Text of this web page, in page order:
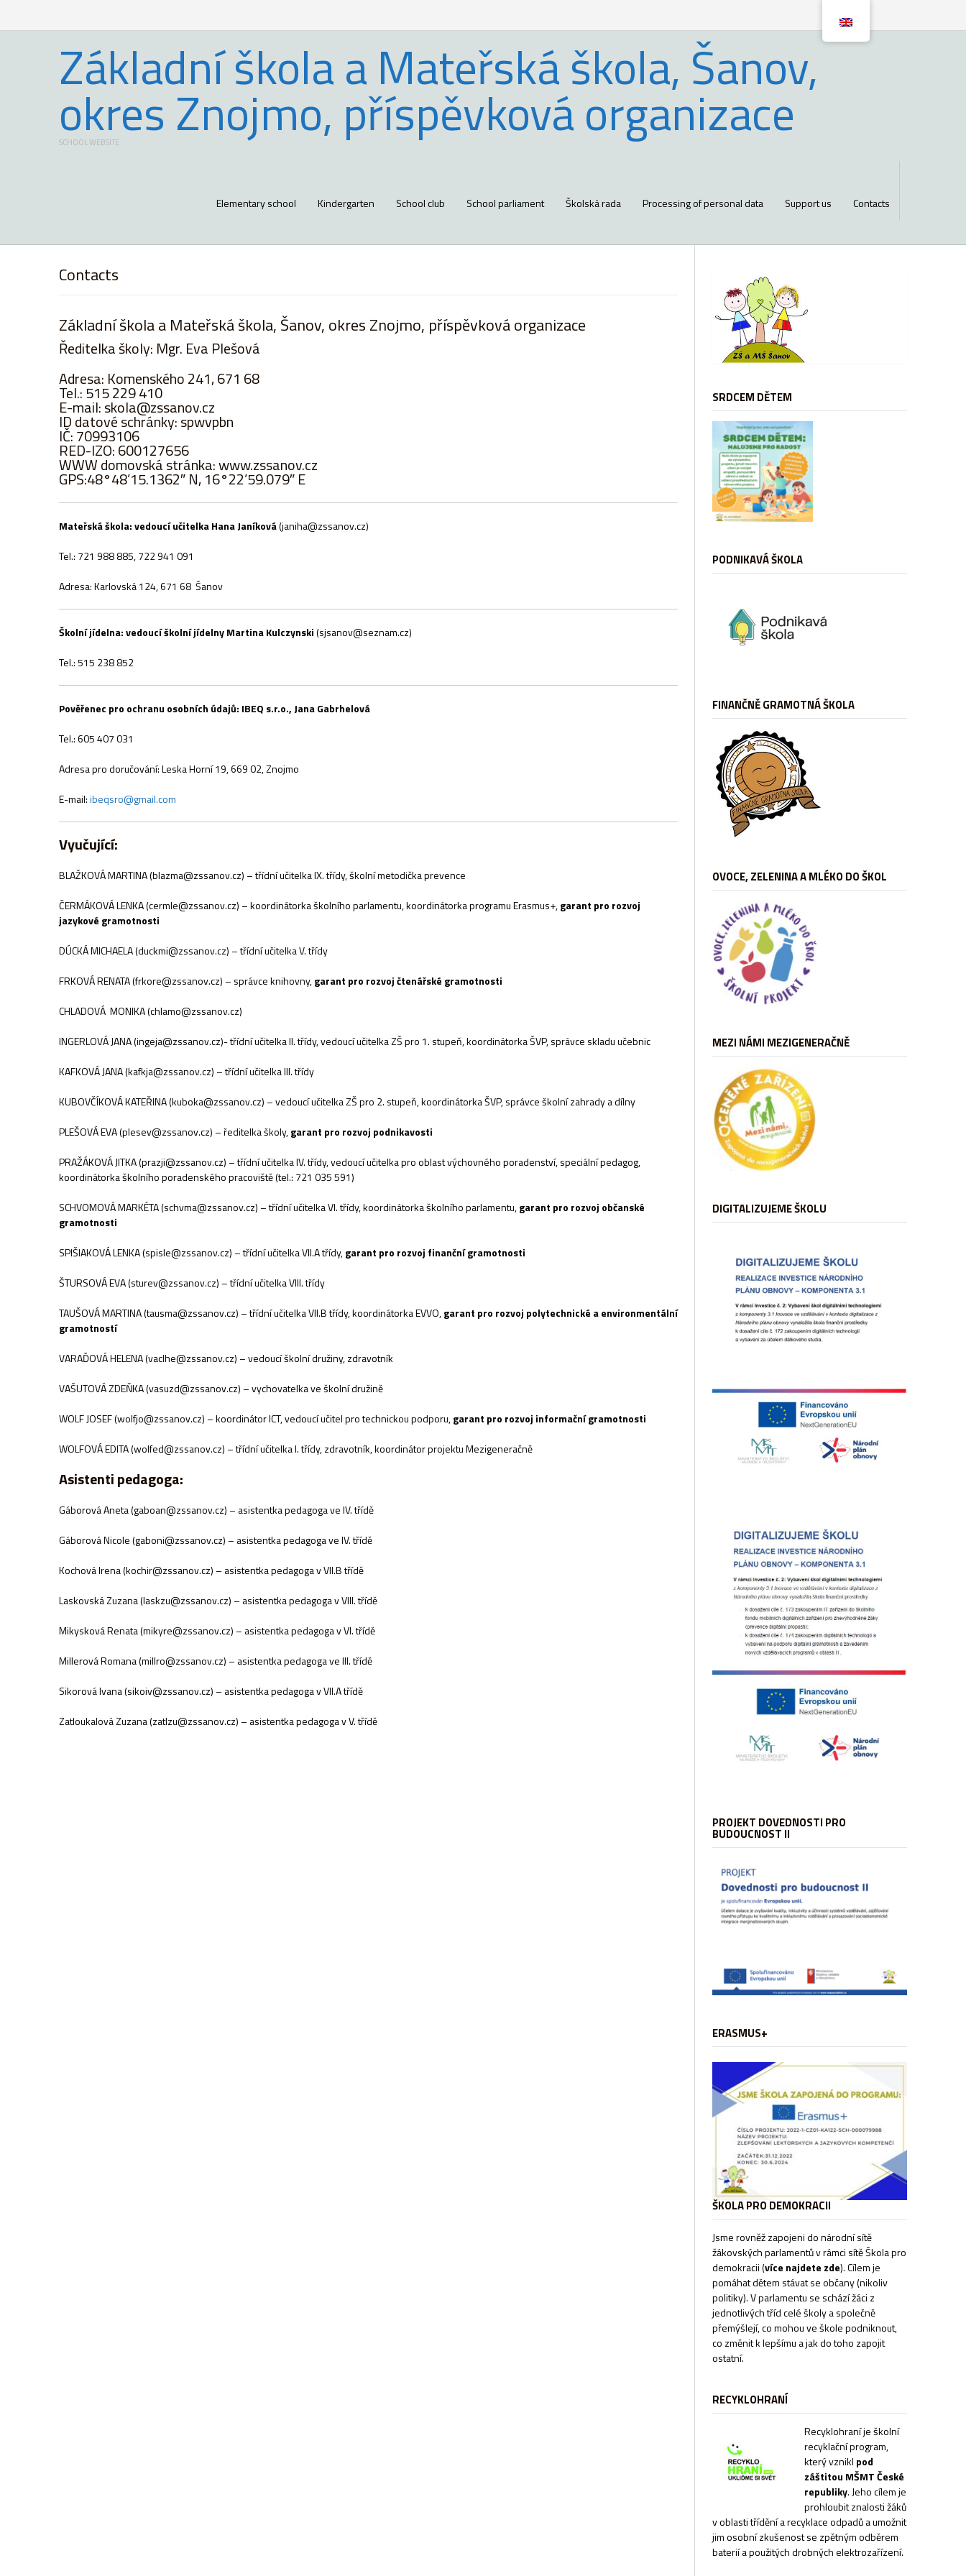
Základní škola a Mateřská škola, Šanov,
okres Znojmo, příspěvková organizace
SCHOOL WEBSITE
Elementary school Kindergarten School club School parliament Školská rada Processing of personal data Support us Contacts
Contacts
Základní škola a Mateřská škola, Šanov, okres Znojmo, příspěvková organizace
Ředitelka školy: Mgr. Eva Plešová
Adresa: Komenského 241, 671 68
Tel.: 515 229 410
E-mail: skola@zssanov.cz
ID datové schránky: spwvpbn
IČ: 70993106
RED-IZO: 600127656
WWW domovská stránka: www.zssanov.cz
GPS:48°48’15.1362″ N, 16°22’59.079″ E
Mateřská škola: vedoucí učitelka Hana Janíková(janiha@zssanov.cz)
Tel.: 721 988 885, 722 941 091
Adresa: Karlovská 124, 671 68 Šanov
Školní jídelna: vedoucí školní jídelny Martina Kulczynski(sjsanov@seznam.cz)
Tel.: 515 238 852
Pověřenec pro ochranu osobních údajů: IBEQ s.r.o., Jana Gabrhelová
Tel.: 605 407 031
Adresa pro doručování: Leska Horní 19, 669 02, Znojmo
E-mail:ibeqsro@gmail.com
Vyučující:
BLAŽKOVÁ MARTINA (blazma@zssanov.cz) – třídní učitelka IX. třídy, školní metodička prevence
ČERMÁKOVÁ LENKA (cermle@zssanov.cz) – koordinátorka školního parlamentu, koordinátorka programu Erasmus+,garant pro rozvoj
jazykové gramotnosti
DÚCKÁ MICHAELA (duckmi@zssanov.cz) – třídní učitelka V. třídy
FRKOVÁ RENATA (frkore@zssanov.cz) – správce knihovny,garant pro rozvoj čtenářské gramotnosti
CHLADOVÁ MONIKA (chlamo@zssanov.cz)
INGERLOVÁ JANA (ingeja@zssanov.cz)- třídní učitelka II. třídy, vedoucí učitelka ZŠ pro 1. stupeň, koordinátorka ŠVP, správce skladu učebnic
KAFKOVÁ JANA (kafkja@zssanov.cz) – třídní učitelka III. třídy
KUBOVČÍKOVÁ KATEŘINA (kuboka@zssanov.cz) – vedoucí učitelka ZŠ pro 2. stupeň, koordinátorka ŠVP, správce školní zahrady a dílny
PLEŠOVÁ EVA (plesev@zssanov.cz) – ředitelka školy,garant pro rozvoj podnikavosti
PRAŽÁKOVÁ JITKA (prazji@zssanov.cz) – třídní učitelka IV. třídy, vedoucí učitelka pro oblast výchovného poradenství, speciální pedagog,
koordinátorka školního poradenského pracoviště (tel.: 721 035 591)
SCHVOMOVÁ MARKÉTA (schvma@zssanov.cz) – třídní učitelka VI. třídy, koordinátorka školního parlamentu,garant pro rozvoj občanské
gramotnosti
SPIŠIAKOVÁ LENKA (spisle@zssanov.cz) – třídní učitelka VII.A třídy,garant pro rozvoj finanční gramotnosti
ŠTURSOVÁ EVA (sturev@zssanov.cz) – třídní učitelka VIII. třídy
TAUŠOVÁ MARTINA (tausma@zssanov.cz) – třídní učitelka VII.B třídy, koordinátorka EVVO,garant pro rozvoj polytechnické a environmentální
gramotností
VARAĎOVÁ HELENA (vaclhe@zssanov.cz) – vedoucí školní družiny, zdravotník
VAŠUTOVÁ ZDEŇKA (vasuzd@zssanov.cz) – vychovatelka ve školní družině
WOLF JOSEF (wolfjo@zssanov.cz) – koordinátor ICT, vedoucí učitel pro technickou podporu,garant pro rozvoj informační gramotnosti
WOLFOVÁ EDITA (wolfed@zssanov.cz) – třídní učitelka I. třídy, zdravotník, koordinátor projektu Mezigeneračně
Asistenti pedagoga:
Gáborová Aneta (gaboan@zssanov.cz) – asistentka pedagoga ve IV. třídě
Gáborová Nicole (gaboni@zssanov.cz) – asistentka pedagoga ve IV. třídě
Kochová Irena (kochir@zssanov.cz) – asistentka pedagoga v VII.B třídě
Laskovská Zuzana (laskzu@zssanov.cz) – asistentka pedagoga v VIII. třídě
Mikysková Renata (mikyre@zssanov.cz) – asistentka pedagoga v VI. třídě
Millerová Romana (millro@zssanov.cz) – asistentka pedagoga ve III. třídě
Sikorová Ivana (sikoiv@zssanov.cz) – asistentka pedagoga v VII.A třídě
Zatloukalová Zuzana (zatlzu@zssanov.cz) – asistentka pedagoga v V. třídě
SRDCEM DĚTEM
PODNIKAVÁ ŠKOLA
FINANČNĚ GRAMOTNÁ ŠKOLA
OVOCE, ZELENINA A MLÉKO DO ŠKOL
MEZI NÁMI MEZIGENERAČNĚ
DIGITALIZUJEME ŠKOLU
PROJEKT DOVEDNOSTI PRO
BUDOUCNOST II
ERASMUS+
ŠKOLA PRO DEMOKRACII
Jsme rovněž zapojeni do národní sítě
žákovských parlamentů v rámci sítěŠkola pro
demokracii(více najdete zde). Cílem je
pomáhat dětem stávat se občany (nikoliv
politiky). V parlamentu se schází žáci z
jednotlivých tříd celé školy a společně
přemýšlejí, co mohou ve škole podniknout,
co změnit k lepšímu a jak do toho zapojit
ostatní.
RECYKLOHRANÍ
Recyklohraní je školní
recyklační program,
který vznikl pod
záštitou MŠMT České
republiky. Jeho cílem je
prohloubit znalosti žáků
v oblasti třídění a recyklace odpadů a umožnit
jim osobní zkušenost se zpětným odběrem
baterií a použitých drobných elektrozařízení.